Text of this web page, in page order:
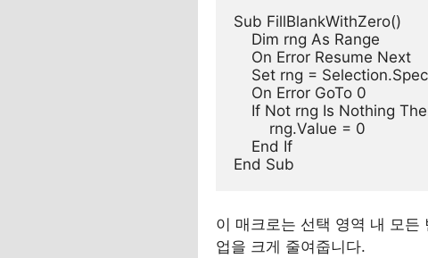
Sub FillBlankWithZero()
    Dim rng As Range
    On Error Resume Next
Set rng =
    On Error GoTo 0
If Not rng Is Nothing
        rng.Value = 0
    End If
이 매크로는 선택 영역 내 모
업을 크게 줄여줍니다.